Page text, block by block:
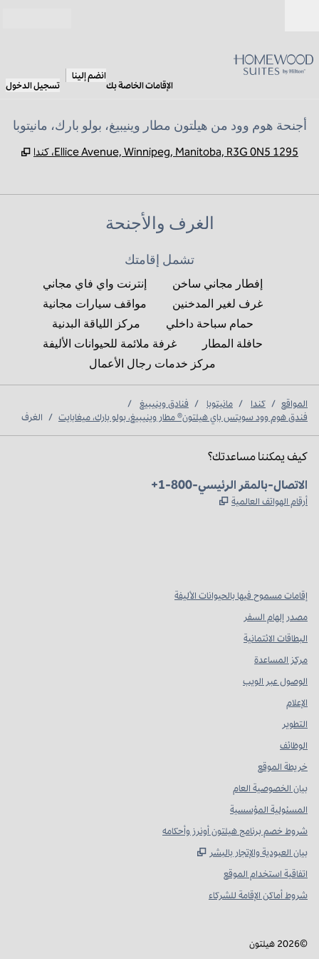
الإقامات الخاصة بك
انضم إلينا
تسجيل الدخول
أجنحة هوم وود من هيلتون مطار وينيبيغ، بولو بارك، مانيتوبا
1295 Ellice Avenue, Winnipeg, Manitoba, R3G 0N5، كندا
الغرف والأجنحة
تشمل إقامتك
إفطار مجاني ساخن
إنترنت واي فاي مجاني
غرف لغير المدخنين
مواقف سيارات مجانية
حمام سباحة داخلي
مركز اللياقة البدنية
حافلة المطار
غرفة ملائمة للحيوانات الأليفة
مركز خدمات رجال الأعمال
المواقع / كندا / مانيتوبا / فنادق وينيبيغ
/
فندق هوم وود سويتس باي هيلتون® مطار وينيبيغ، بولو بارك، ميغابايت / الغرف
كيف يمكننا مساعدتك؟
الهاتف:
+1-800-الاتصال-بالمقر الرئيسي
أرقام الهواتف العالمية
إقامات مسموح فيها بالحيوانات الأليفة
مصدر إلهام السفر
البطاقات الائتمانية
مركز المساعدة
الوصول عبر الويب
الإعلام
التطوير
الوظائف
خريطة الموقع
بيان الخصوصية العام
المسئولية المؤسسية
شروط خصم برنامج هيلتون أونرز وأحكامه
بيان العبودية والإتجار بالبشر
اتفاقية استخدام الموقع
شروط أماكن الإقامة للشركاء
©
2026 هيلتون